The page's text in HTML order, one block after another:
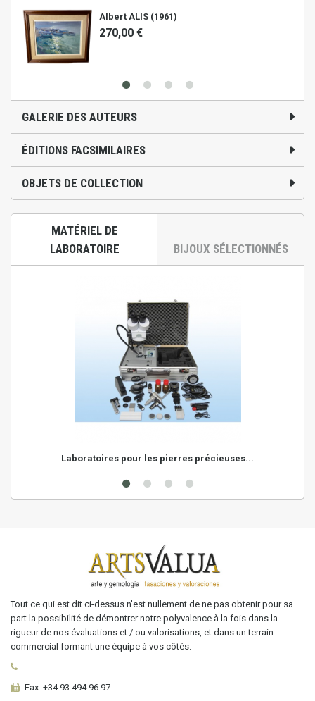
Albert ALIS (1961)
270,00 €
GALERIE DES AUTEURS
ÉDITIONS FACSIMILAIRES
OBJETS DE COLLECTION
MATÉRIEL DE
LABORATOIRE
BIJOUX SÉLECTIONNÉS
Laboratoires pour les pierres précieuses...
Tout ce qui est dit ci-dessus n'est nullement de ne pas obtenir pour sa
part la possibilité de démontrer notre polyvalence à la fois dans la
rigueur de nos évaluations et / ou valorisations, et dans un terrain
commercial formant une équipe à vos côtés.
Fax: +34 93 494 96 97